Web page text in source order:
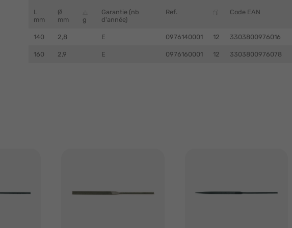
L
mm
Ø
mm
g
Garantie (nb
d'année)
Ref. Code EAN
140 2,8 E 0976140001 12 3303800976016
160 2,9 E 0976160001 12 3303800976078